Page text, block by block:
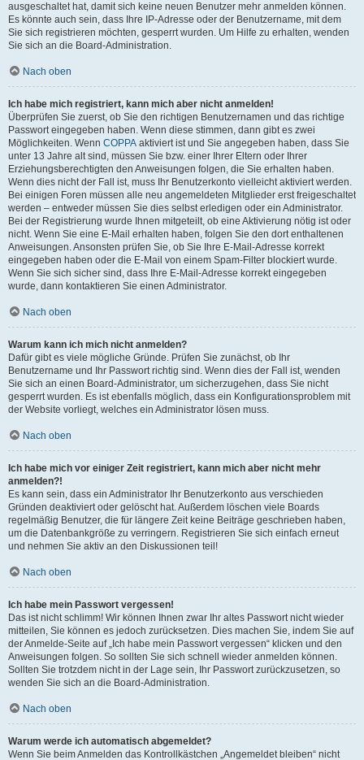
ausgeschaltet hat, damit sich keine neuen Benutzer mehr anmelden können.
Es könnte auch sein, dass Ihre IP-Adresse oder der Benutzername, mit dem
Sie sich registrieren möchten, gesperrt wurden. Um Hilfe zu erhalten, wenden
Sie sich an die Board-Administration.
Nach oben
Ich habe mich registriert, kann mich aber nicht anmelden!
Überprüfen Sie zuerst, ob Sie den richtigen Benutzernamen und das richtige
Passwort eingegeben haben. Wenn diese stimmen, dann gibt es zwei
Möglichkeiten. Wenn COPPA aktiviert ist und Sie angegeben haben, dass Sie
unter 13 Jahre alt sind, müssen Sie bzw. einer Ihrer Eltern oder Ihrer
Erziehungsberechtigten den Anweisungen folgen, die Sie erhalten haben.
Wenn dies nicht der Fall ist, muss Ihr Benutzerkonto vielleicht aktiviert werden.
Bei einigen Foren müssen alle neu angemeldeten Mitglieder erst freigeschaltet
werden – entweder müssen Sie dies selbst erledigen oder ein Administrator.
Bei der Registrierung wurde Ihnen mitgeteilt, ob eine Aktivierung nötig ist oder
nicht. Wenn Sie eine E-Mail erhalten haben, folgen Sie den dort enthaltenen
Anweisungen. Ansonsten prüfen Sie, ob Sie Ihre E-Mail-Adresse korrekt
eingegeben haben oder die E-Mail von einem Spam-Filter blockiert wurde.
Wenn Sie sich sicher sind, dass Ihre E-Mail-Adresse korrekt eingegeben
wurde, dann kontaktieren Sie einen Administrator.
Nach oben
Warum kann ich mich nicht anmelden?
Dafür gibt es viele mögliche Gründe. Prüfen Sie zunächst, ob Ihr
Benutzername und Ihr Passwort richtig sind. Wenn dies der Fall ist, wenden
Sie sich an einen Board-Administrator, um sicherzugehen, dass Sie nicht
gesperrt wurden. Es ist ebenfalls möglich, dass ein Konfigurationsproblem mit
der Website vorliegt, welches ein Administrator lösen muss.
Nach oben
Ich habe mich vor einiger Zeit registriert, kann mich aber nicht mehr
anmelden?!
Es kann sein, dass ein Administrator Ihr Benutzerkonto aus verschieden
Gründen deaktiviert oder gelöscht hat. Außerdem löschen viele Boards
regelmäßig Benutzer, die für längere Zeit keine Beiträge geschrieben haben,
um die Datenbankgröße zu verringern. Registrieren Sie sich einfach erneut
und nehmen Sie aktiv an den Diskussionen teil!
Nach oben
Ich habe mein Passwort vergessen!
Das ist nicht schlimm! Wir können Ihnen zwar Ihr altes Passwort nicht wieder
mitteilen, Sie können es jedoch zurücksetzen. Dies machen Sie, indem Sie auf
der Anmelde-Seite auf „Ich habe mein Passwort vergessen“ klicken und den
Anweisungen folgen. So sollten Sie sich schnell wieder anmelden können.
Sollten Sie trotzdem nicht in der Lage sein, Ihr Passwort zurückzusetzen, so
wenden Sie sich an die Board-Administration.
Nach oben
Warum werde ich automatisch abgemeldet?
Wenn Sie beim Anmelden das Kontrollkästchen „Angemeldet bleiben“ nicht